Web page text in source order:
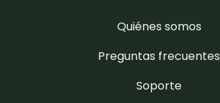
Quiénes somos
Preguntas frecuentes
Soporte